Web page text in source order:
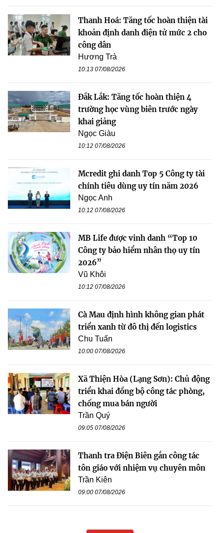
Thanh Hoá: Tăng tốc hoàn thiện tài
khoản định danh điện tử mức 2 cho
công dân
Hương Trà
10:13 07/08/2026
Đắk Lắk: Tăng tốc hoàn thiện 4
trường học vùng biên trước ngày
khai giảng
Ngọc Giàu
10:12 07/08/2026
Mcredit ghi danh Top 5 Công ty tài
chính tiêu dùng uy tín năm 2026
Ngọc Anh
10:12 07/08/2026
MB Life được vinh danh “Top 10
Công ty bảo hiểm nhân thọ uy tín
2026”
Vũ Khôi
10:12 07/08/2026
Cà Mau định hình không gian phát
triển xanh từ đô thị đến logistics
Chu Tuấn
10:00 07/08/2026
Xã Thiện Hòa (Lạng Sơn): Chủ động
triển khai đồng bộ công tác phòng,
chống mua bán người
Trần Quý
09:05 07/08/2026
Thanh tra Điện Biên gắn công tác
tôn giáo với nhiệm vụ chuyên môn
Trần Kiên
09:00 07/08/2026